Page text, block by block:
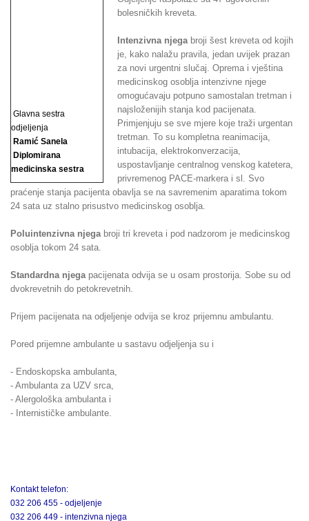
Glavna sestra
odjeljenja
Ramić Sanela
Diplomirana
medicinska sestra
bolesničkih kreveta.
Intenzivna njegabroji šest kreveta od kojih
je, kako nalažu pravila, jedan uvijek prazan
za novi urgentni slučaj. Oprema i vještina
medicinskog osoblja intenzivne njege
omogućavaju potpuno samostalan tretman i
najsloženijih stanja kod pacijenata.
Primjenjuju se sve mjere koje traži urgentan
tretman. To su kompletna reanimacija,
intubacija, elektrokonverzacija,
uspostavljanje centralnog venskog katetera,
privremenog PACE-markera i sl. Svo
praćenje stanja pacijenta obavlja se na savremenim aparatima tokom
24 sata uz stalno prisustvo medicinskog osoblja.
Poluintenzivna njegabroji tri kreveta i pod nadzorom je medicinskog
osoblja tokom 24 sata.
Standardna njegapacijenata odvija se u osam prostorija. Sobe su od
dvokrevetnih do petokrevetnih.
Prijem pacijenata na odjeljenje odvija se kroz prijemnu ambulantu.
Pored prijemne ambulante u sastavu odjeljenja su i
- Endoskopska ambulanta,
- Ambulanta za UZV srca,
- Alergološka ambulanta i
- Internističke ambulante.
Kontakt telefon:
032 206 455 - odjeljenje
032 206 449 - intenzivna njega